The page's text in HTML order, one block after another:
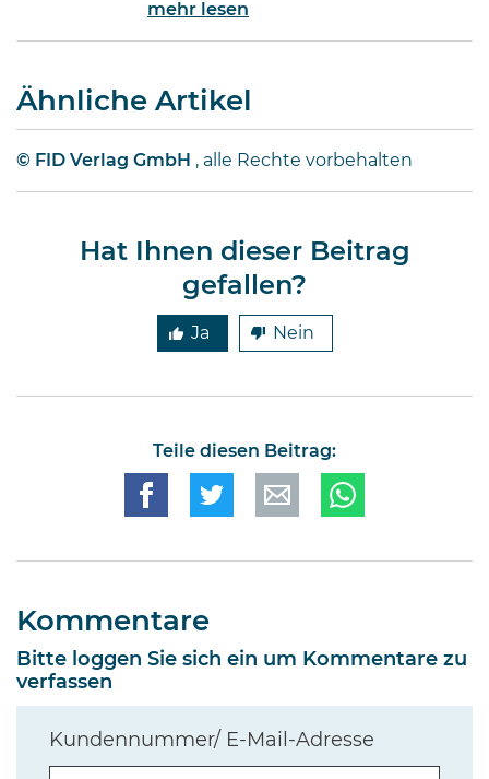
des Internets gehört ohne Frage
zu den Bedeutendsten. Namen
Bill Gates von Microsoft dürften
jedem Investor geläufig sein.
Diese Männer haben Imperien
ganzen Welt …
mehr lesen
Ähnliche Artikel
© FID Verlag GmbH , alle Rechte vorbehalten
Hat Ihnen dieser Beitrag
gefallen?
Ja Nein
Teile diesen Beitrag:
Kommentare
Bitte loggen Sie sich ein um Kommentare zu
verfassen
Kundennummer/ E-Mail-Adresse